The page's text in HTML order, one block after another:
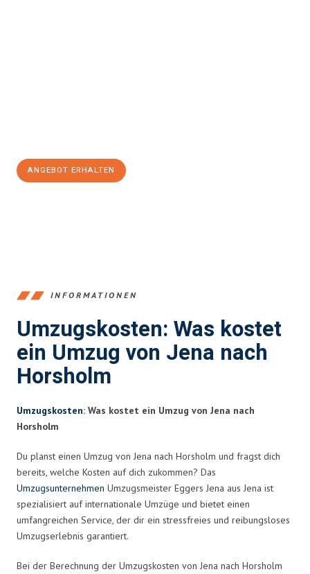
ANGEBOT ERHALTEN
INFORMATIONEN
Umzugskosten: Was kostet
ein Umzug von Jena nach
Horsholm
Umzugskosten: Was kostet ein Umzug von Jena nach
Horsholm
Du planst einen Umzug von Jena nach Horsholm und fragst dich
bereits, welche Kosten auf dich zukommen? Das
Umzugsunternehmen Umzugsmeister Eggers Jena aus Jena ist
spezialisiert auf internationale Umzüge und bietet einen
umfangreichen Service, der dir ein stressfreies und reibungsloses
Umzugserlebnis garantiert.
Bei der Berechnung der Umzugskosten von Jena nach Horsholm